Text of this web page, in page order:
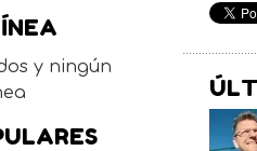
y ningún